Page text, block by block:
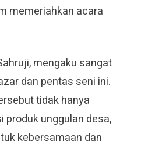
memeriahkan acara
mengaku sangat
dan pentas seni ini.
tidak hanya
unggulan desa,
kebersamaan dan